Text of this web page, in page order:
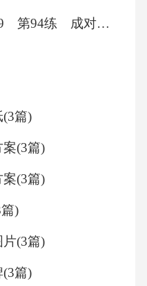
构建新的生产基
比预计提升至12%，
通过引进东部先进
格率与生产效率正
国范围内的资源配
的良性竞争与技术
新方面，生物基纤
用正在重塑珍珠绒
业向绿色低碳转型
内纺织行业再生纤
高中数学 加练 专题9 第94练 成对数据的统计分析
篇)
(3篇)
(3篇)
)
(3篇)
篇)